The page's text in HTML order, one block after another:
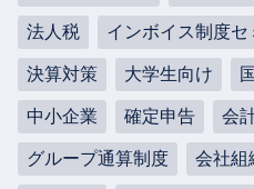
法人税 インボイス制度セ
決算対策 大学生向け
中小企業 確定申告 会
グループ通算制度 会社組